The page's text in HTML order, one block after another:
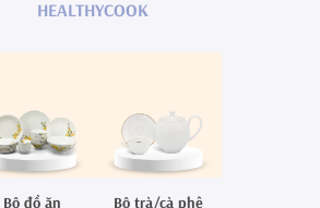
HEALTHYCOOK
Bộ đồ ăn Bộ trà/cà phê